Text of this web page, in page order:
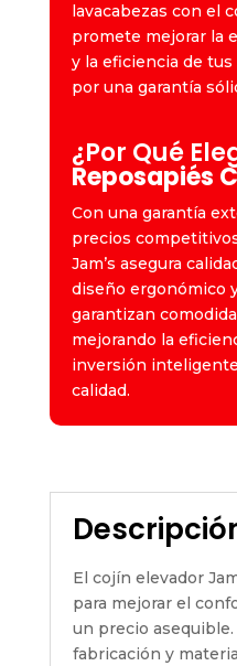
lavacabezas con el
promete mejorar la
y la eficiencia de
por una garantía
¿Por Qué
Reposapiés
Con una garantía
precios
Jam’s asegura
diseño ergonómico
garantizan
mejorando la
inversión
calidad.
El cojín elevador
para mejorar el
un precio asequible.
fabricación y